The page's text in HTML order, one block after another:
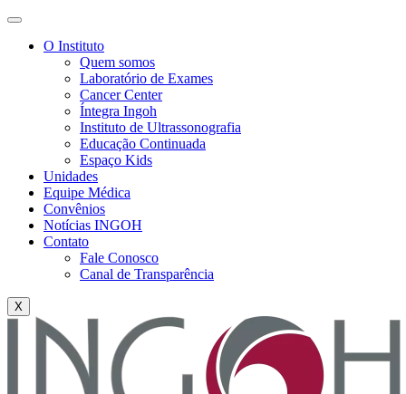
O Instituto
Quem somos
Laboratório de Exames
Cancer Center
Íntegra Ingoh
Instituto de Ultrassonografia
Educação Continuada
Espaço Kids
Unidades
Equipe Médica
Convênios
Notícias INGOH
Contato
Fale Conosco
Canal de Transparência
X